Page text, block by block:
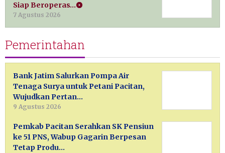
Siap Beroperas…
7 Agustus 2026
Pemerintahan
Bank Jatim Salurkan Pompa Air
Tenaga Surya untuk Petani Pacitan,
Wujudkan Pertan…
9 Agustus 2026
Pemkab Pacitan Serahkan SK Pensiun
ke 51 PNS, Wabup Gagarin Berpesan
Tetap Produ…